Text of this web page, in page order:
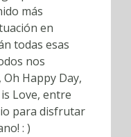
más
en
todas esas
nos
Happy Day,
Love, entre
para disfrutar
: )